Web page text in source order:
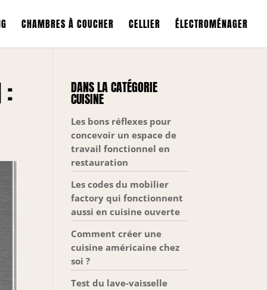
CHAMBRES À COUCHER CELLIER ÉLECTROMÉNAGER
: DANS LA CATÉGORIE
CUISINE
Les bons réflexes pour
concevoir un espace de
travail fonctionnel en
restauration
Les codes du mobilier
factory qui fonctionnent
aussi en cuisine ouverte
Comment créer une
cuisine américaine chez
soi ?
Test du lave-vaisselle